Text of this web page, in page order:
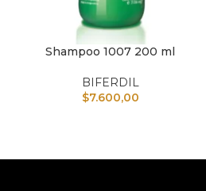
AÑADIR AL CARRITO
Shampoo 1007 200 ml
BIFERDIL
$7.600,00